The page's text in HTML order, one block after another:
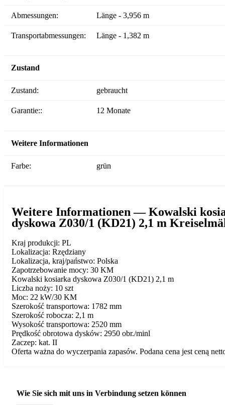
Abmessungen: Länge - 3,956 m
Transportabmessungen: Länge - 1,382 m
Zustand
Zustand: gebraucht
Garantie:: 12 Monate
Weitere Informationen
Farbe: grün
Weitere Informationen — Kowalski
dyskowa Z030/1 (KD21) 2,1 m
Kraj produkcji: PL
Lokalizacja: Rzędziany
Lokalizacja, kraj/państwo: Polska
Zapotrzebowanie mocy: 30 KM
Kowalski kosiarka dyskowa Z030/1 (KD21) 2,1 m
Liczba noży: 10 szt
Moc: 22 kW/30 KM
Szerokość transportowa: 1782 mm
Szerokość robocza: 2,1 m
Wysokość transportowa: 2520 mm
Prędkość obrotowa dysków: 2950 obr./minl
Zaczep: kat. II
Oferta ważna do wyczerpania zapasów. Podana cena jest ceną
Wie Sie sich mit uns in Verbindung setzen können